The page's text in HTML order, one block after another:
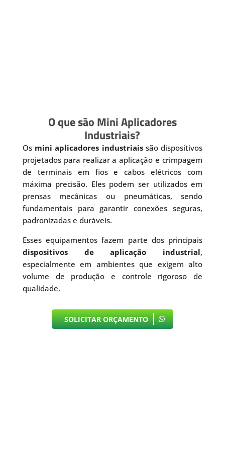
O que são Mini Aplicadores
Industriais?
Os mini aplicadores industriaissão dispositivos
projetados para realizar a aplicação e crimpagem
de terminais em fios e cabos elétricos com
máxima precisão. Eles podem ser utilizados em
prensas mecânicas ou pneumáticas, sendo
fundamentais para garantir conexões seguras,
padronizadas e duráveis.
Esses equipamentos fazem parte dos principais
dispositivos de aplicação industrial,
especialmente em ambientes que exigem alto
volume de produção e controle rigoroso de
qualidade.
SOLICITAR ORÇAMENTO